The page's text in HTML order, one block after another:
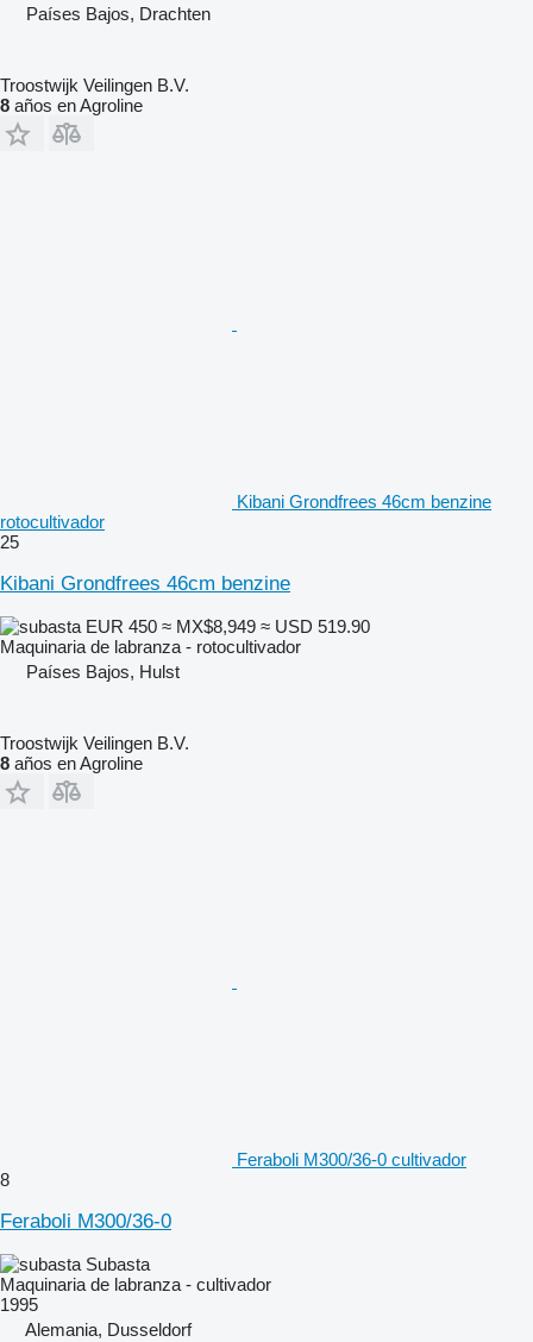
Países Bajos, Drachten
Troostwijk Veilingen B.V.
8 años en Agroline
Kibani Grondfrees 46cm benzine
rotocultivador
25
Kibani Grondfrees 46cm benzine
EUR 450 ≈ MX$8,949 ≈ USD 519.90
Maquinaria de labranza - rotocultivador
Países Bajos, Hulst
Troostwijk Veilingen B.V.
8 años en Agroline
Feraboli M300/36-0 cultivador
8
Feraboli M300/36-0
Subasta
Maquinaria de labranza - cultivador
1995
Alemania, Dusseldorf